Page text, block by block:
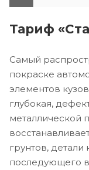
Тариф
Самый
покраске
элементов
глубокая,
металлической
грунтов, детали
последующего